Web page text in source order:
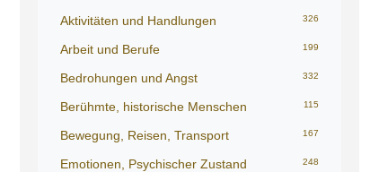
Aktivitäten und Handlungen 326
Arbeit und Berufe 199
Bedrohungen und Angst 332
Berühmte, historische Menschen 115
Bewegung, Reisen, Transport 167
Emotionen, Psychischer Zustand 248